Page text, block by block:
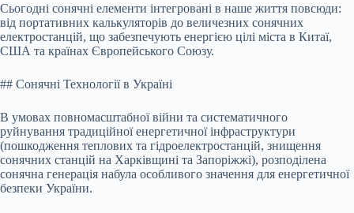
Сьогодні сонячні елементи інтегровані в наше життя повсюди:
від портативних калькуляторів до величезних сонячних
електростанцій, що забезпечують енергією цілі міста в Китаї,
США та країнах Європейського Союзу.
## Сонячні Технології в Україні
В умовах повномасштабної війни та систематичного
руйнування традиційної енергетичної інфраструктури
(пошкодження теплових та гідроелектростанцій, знищення
сонячних станцій на Харківщині та Запоріжжі), розподілена
сонячна генерація набула особливого значення для енергетичної
безпеки України.